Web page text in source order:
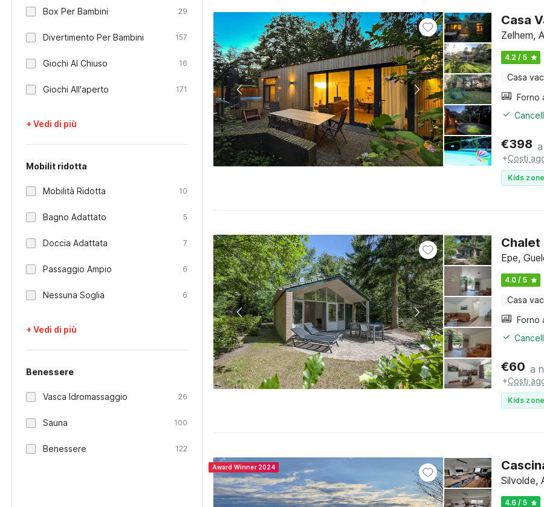
Box Per Bambini 29
Divertimento Per Bambini 157
Giochi Al Chiuso 16
Giochi All'aperto 171
+ Vedi di più
Mobilit ridotta
Mobilità Ridotta 10
Bagno Adattato 5
Doccia Adattata 7
Passaggio Ampio 6
Nessuna Soglia 6
+ Vedi di più
Benessere
Vasca Idromassaggio 26
Sauna 100
Benessere 122
Casa
Zelhem,
4.2 / 5
Casa
€398
+Costi
Kids
Chalet
Epe,
4.0 / 5
Casa
€60 a
+Costi
Kids
Award Winner 2024
Silvolde,
4.6 / 5